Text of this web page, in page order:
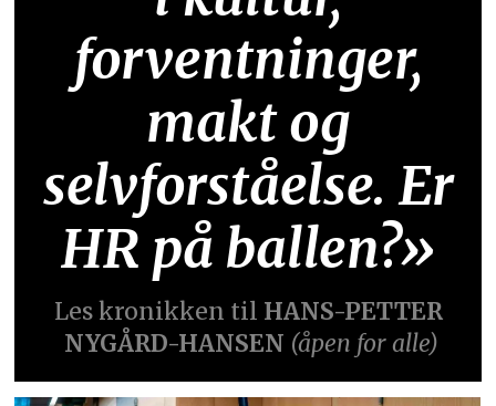
forventninger,
makt og
selvforståelse. Er
HR på ballen?»
Les kronikken til HANS-PETTER
NYGÅRD-HANSEN (åpen for alle)